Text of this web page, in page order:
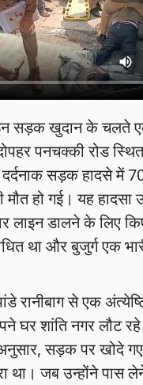
सड़क खुदान के चलते
पनचक्की रोड
सड़क हादसे में 70
मौत हो गई। यह
लाइन डालने के लिए
था और बुजुर्ग एक
रानीबाग से एक
घर शांति नगर लौट
अनुसार, सड़क पर खोदे
था। जब उन्होंने पास